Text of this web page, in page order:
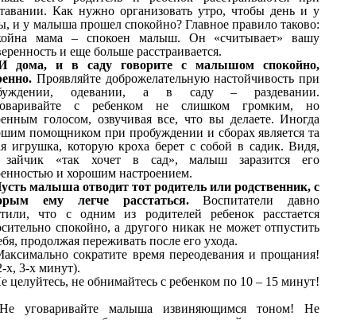
Как нужно организовать утро, чтобы день и у
и у малыша прошел спокойно? Главное правило таково:
мама – спокоен малыш. Он «считывает» вашу
и еще больше расстраивается.
дома, и в саду говорите с малышом спокойно,
Проявляйте доброжелательную настойчивость при
одевании, а в саду – раздевании.
с ребенком не слишком громким, но
голосом, озвучивая все, что вы делаете. Иногда
помощником при пробуждении и сборах является та
игрушка, которую кроха берет с собой в садик. Видя,
зайчик «так хочет в сад», малыш заразится его
и хорошим настроением.
малыша отводит тот родитель или родственник, с
ему легче расстаться.Воспитатели давно
что с одним из родителей ребенок расстается
спокойно, а другого никак не может отпустить
продолжая переживать после его ухода.
сократите время переодевания и прощания!
2-х, 3-х минут).
целуйтесь, не обнимайтесь с ребенком по 10 – 15 минут!
уговаривайте малыша извиняющимся тоном! Не